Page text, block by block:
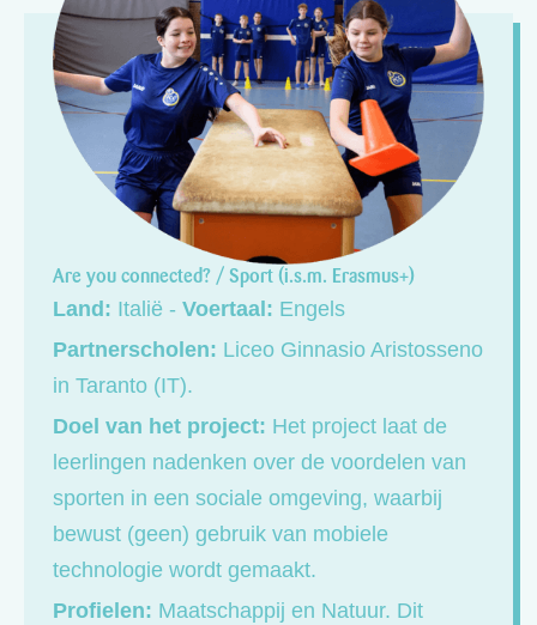
Are you connected? / Sport (i.s.m. Erasmus+)
Land: Italië - Voertaal: Engels
Partnerscholen: Liceo Ginnasio Aristosseno
in Taranto (IT).
Doel van het project: Het project laat de
leerlingen nadenken over de voordelen van
sporten in een sociale omgeving, waarbij
bewust (geen) gebruik van mobiele
technologie wordt gemaakt.
Profielen: Maatschappij en Natuur. Dit